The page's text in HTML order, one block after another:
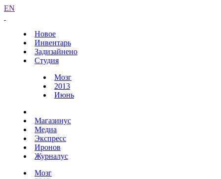
EN
Новое
Инвентарь
Задизайнено
Студия
Мозг
2013
Июнь
Магазинус
Медиа
Экспресс
Иронов
Журналус
Мозг